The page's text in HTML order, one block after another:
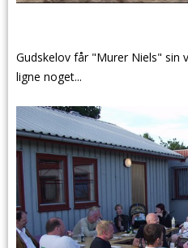
Gudskelov får "Murer Niels" sin
ligne noget...